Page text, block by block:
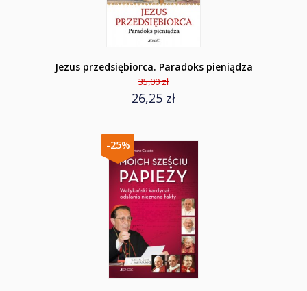
Jezus przedsiębiorca. Paradoks pieniądza
35,00 zł
26,25 zł
-25%